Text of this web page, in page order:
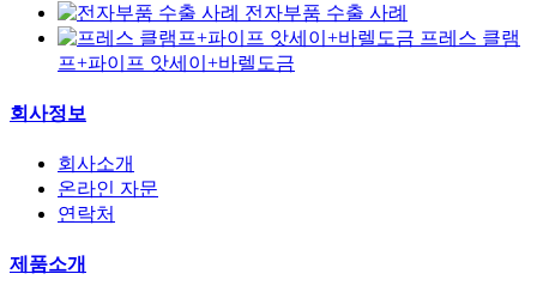
전자부품 수출 사례
프레스 클램
프+파이프 앗세이+바렐도금
회사정보
회사소개
온라인 자문
연락처
제품소개